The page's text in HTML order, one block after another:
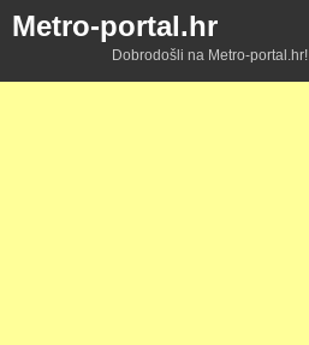
Metro-portal.hr
Dobrodošli na Metro-portal.hr!